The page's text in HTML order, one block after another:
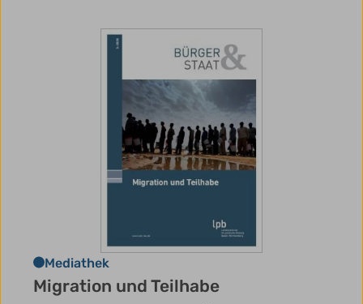
Mediathek
Migration und Teilhabe